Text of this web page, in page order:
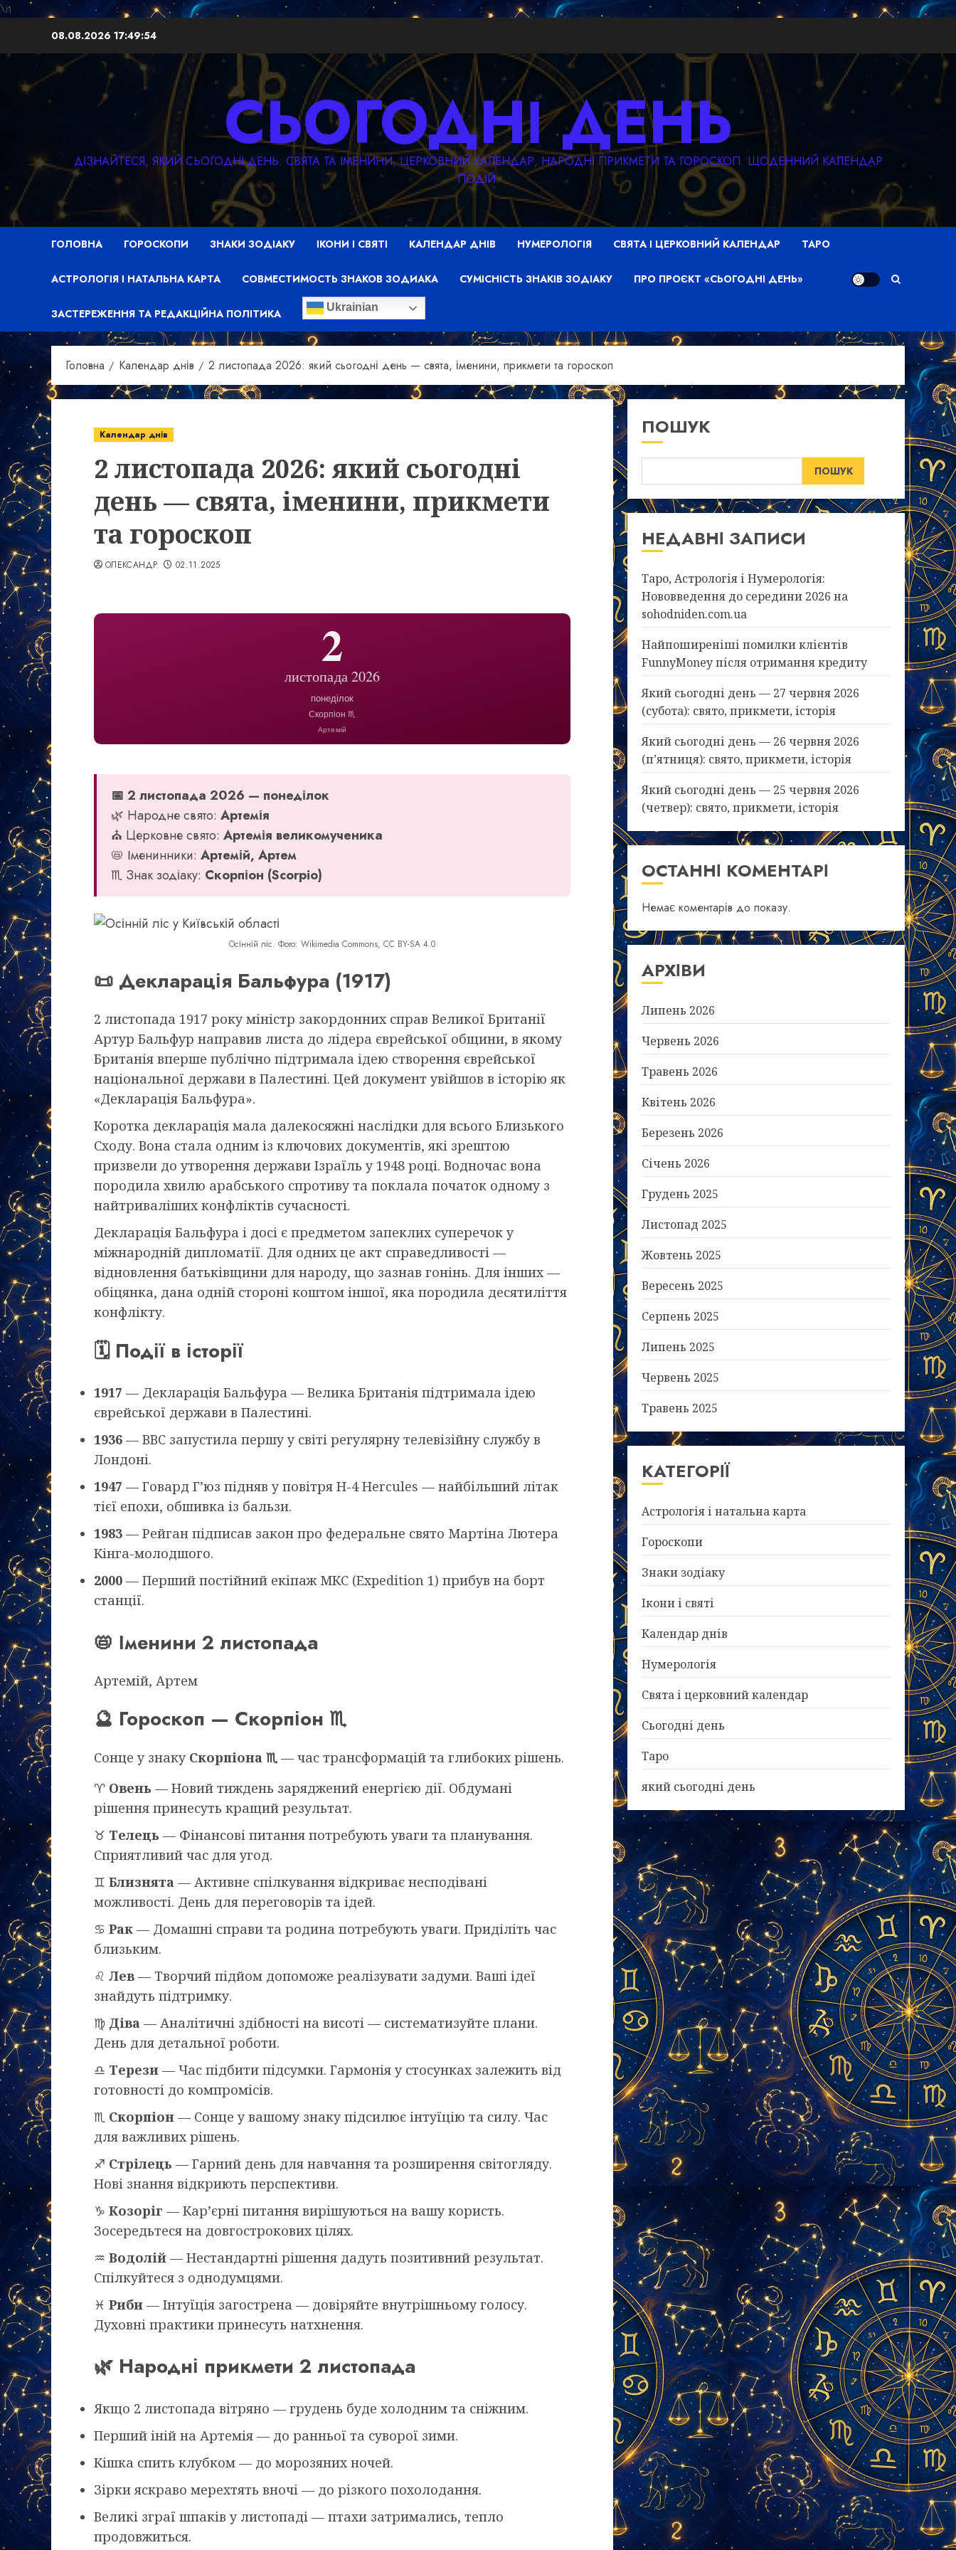
\n
вмісту
08.08.2026 17:49:56
СЬОГОДНІ ДЕНЬ
ДІЗНАЙТЕСЯ, ЯКИЙ СЬОГОДНІ ДЕНЬ: СВЯТА ТА ІМЕНИНИ, ЦЕРКОВНИЙ КАЛЕНДАР, НАРОДНІ ПРИКМЕТИ ТА ГОРОСКОП. ЩОДЕННИЙ КАЛЕНДАР
ПОДІЙ.
ГОЛОВНА ГОРОСКОПИ ЗНАКИ ЗОДІАКУ ІКОНИ І СВЯТІ КАЛЕНДАР ДНІВ НУМЕРОЛОГІЯ СВЯТА І ЦЕРКОВНИЙ КАЛЕНДАР ТАРО
АСТРОЛОГІЯ І НАТАЛЬНА КАРТА СОВМЕСТИМОСТЬ ЗНАКОВ ЗОДИАКА СУМІСНІСТЬ ЗНАКІВ ЗОДІАКУ ПРО ПРОЄКТ «СЬОГОДНІ ДЕНЬ»
ЗАСТЕРЕЖЕННЯ ТА РЕДАКЦІЙНА ПОЛІТИКА Ukrainian
Головна Календар днів 2 листопада 2026: який сьогодні день — свята, іменини, прикмети та гороскоп
Календар днів
2 листопада 2026: який сьогодні
день — свята, іменини, прикмети
та гороскоп
ОЛЕКСАНДР 02.11.2025
2
листопада 2026
понеділок
Скорпіон ♏
Артемій
📅 2 листопада 2026 — понеділок
🌿 Народне свято: Артемія
⛪ Церковне свято: Артемія великомученика
📛 Іменинники: Артемій, Артем
♏ Знак зодіаку: Скорпіон (Scorpio)
Осінній ліс. Фото: Wikimedia Commons, CC BY-SA 4.0
📜 Декларація Бальфура (1917)
2 листопада 1917 року міністр закордонних справ Великої Британії
Артур Бальфур направив листа до лідера єврейської общини, в якому
Британія вперше публічно підтримала ідею створення єврейської
національної держави в Палестині. Цей документ увійшов в історію як
«Декларація Бальфура».
Коротка декларація мала далекосяжні наслідки для всього Близького
Сходу. Вона стала одним із ключових документів, які зрештою
призвели до утворення держави Ізраїль у 1948 році. Водночас вона
породила хвилю арабського спротиву та поклала початок одному з
найтриваліших конфліктів сучасності.
Декларація Бальфура і досі є предметом запеклих суперечок у
міжнародній дипломатії. Для одних це акт справедливості —
відновлення батьківщини для народу, що зазнав гонінь. Для інших —
обіцянка, дана одній стороні коштом іншої, яка породила десятиліття
конфлікту.
🗓️ Події в історії
1917 — Декларація Бальфура — Велика Британія підтримала ідею
єврейської держави в Палестині.
1936 — BBC запустила першу у світі регулярну телевізійну службу в
Лондоні.
1947 — Говард Г’юз підняв у повітря H-4 Hercules — найбільший літак
тієї епохи, обшивка із бальзи.
1983 — Рейган підписав закон про федеральне свято Мартіна Лютера
Кінга-молодшого.
2000 — Перший постійний екіпаж МКС (Expedition 1) прибув на борт
станції.
📛 Іменини 2 листопада
Артемій, Артем
🔮 Гороскоп — Скорпіон ♏
Сонце у знаку Скорпіона ♏— час трансформацій та глибоких рішень.
♈ Овень — Новий тиждень заряджений енергією дії. Обдумані
рішення принесуть кращий результат.
♉ Телець — Фінансові питання потребують уваги та планування.
Сприятливий час для угод.
♊ Близнята — Активне спілкування відкриває несподівані
можливості. День для переговорів та ідей.
♋ Рак — Домашні справи та родина потребують уваги. Приділіть час
близьким.
♌ Лев — Творчий підйом допоможе реалізувати задуми. Ваші ідеї
знайдуть підтримку.
♍ Діва — Аналітичні здібності на висоті — систематизуйте плани.
День для детальної роботи.
♎ Терези — Час підбити підсумки. Гармонія у стосунках залежить від
готовності до компромісів.
♏ Скорпіон — Сонце у вашому знаку підсилює інтуїцію та силу. Час
для важливих рішень.
♐ Стрілець — Гарний день для навчання та розширення світогляду.
Нові знання відкриють перспективи.
♑ Козоріг — Кар’єрні питання вирішуються на вашу користь.
Зосередьтеся на довгострокових цілях.
♒ Водолій — Нестандартні рішення дадуть позитивний результат.
Спілкуйтеся з однодумцями.
♓ Риби — Інтуїція загострена — довіряйте внутрішньому голосу.
Духовні практики принесуть натхнення.
🌿 Народні прикмети 2 листопада
Якщо 2 листопада вітряно — грудень буде холодним та сніжним.
Перший іній на Артемія — до ранньої та суворої зими.
Кішка спить клубком — до морозяних ночей.
Зірки яскраво мерехтять вночі — до різкого похолодання.
Великі зграї шпаків у листопаді — птахи затримались, тепло
продовжиться.
ПОШУК
ПОШУК
НЕДАВНІ ЗАПИСИ
Таро, Астрологія і Нумерологія:
Нововведення до середини 2026 на
sohodniden.com.ua
Найпоширеніші помилки клієнтів
FunnyMoney після отримання кредиту
Який сьогодні день — 27 червня 2026
(субота): свято, прикмети, історія
Який сьогодні день — 26 червня 2026
(п’ятниця): свято, прикмети, історія
Який сьогодні день — 25 червня 2026
(четвер): свято, прикмети, історія
ОСТАННІ КОМЕНТАРІ
Немає коментарів до показу.
АРХІВИ
Липень 2026
Червень 2026
Травень 2026
Квітень 2026
Березень 2026
Січень 2026
Грудень 2025
Листопад 2025
Жовтень 2025
Вересень 2025
Серпень 2025
Липень 2025
Червень 2025
Травень 2025
КАТЕГОРІЇ
Астрологія і натальна карта
Гороскопи
Знаки зодіаку
Ікони і святі
Календар днів
Нумерологія
Свята і церковний календар
Сьогодні день
Таро
який сьогодні день